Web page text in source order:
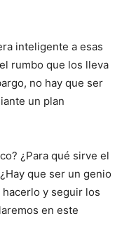
inteligente a esas
rumbo que los lleva
no hay que ser
un plan
¿Para qué sirve el
que ser un genio
y seguir los
en este